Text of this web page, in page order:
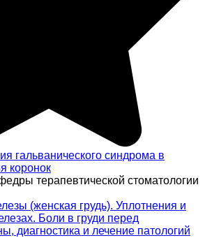
гальванического синдрома в
коронок
терапевтической стоматологии
(женская грудь). Уплотнения и
Боли в груди перед
диагностика и лечение патологий